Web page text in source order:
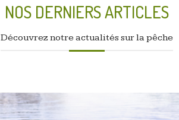
NOS DERNIERS ARTICLES
Découvrez notre actualités sur la pêche